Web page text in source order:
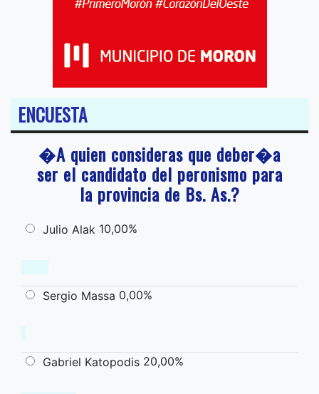
ENCUESTA
�A quien consideras que deber�a
ser el candidato del peronismo para
la provincia de Bs. As.?
Julio Alak 10,00%
Sergio Massa 0,00%
Gabriel Katopodis 20,00%